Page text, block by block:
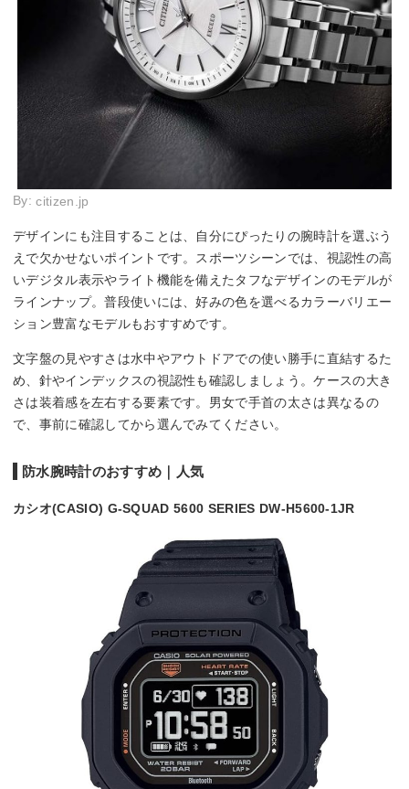
By:citizen.jp
デザインにも注目することは、自分にぴったりの腕時計を選ぶう
えで欠かせないポイントです。スポーツシーンでは、視認性の高
いデジタル表示やライト機能を備えたタフなデザインのモデルが
ラインナップ。普段使いには、好みの色を選べるカラーバリエー
ション豊富なモデルもおすすめです。
文字盤の見やすさは水中やアウトドアでの使い勝手に直結するた
め、針やインデックスの視認性も確認しましょう。ケースの大き
さは装着感を左右する要素です。男女で手首の太さは異なるの
で、事前に確認してから選んでみてください。
防水腕時計のおすすめ｜人気
カシオ(CASIO) G-SQUAD 5600 SERIES DW-H5600-1JR